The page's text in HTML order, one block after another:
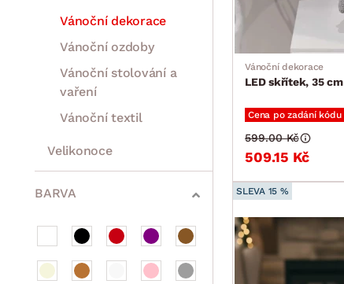
Vánoční dekorace
Vánoční ozdoby
Vánoční stolování a
vaření
Vánoční textil
Velikonoce
Sedací soupravy a pohovky
Sestavy a stěny
Drobný nábytek
Spotřebiče
BARVA
Vánoční dekorace
LED skřítek, 35 cm
Cena po zadání kódu
509.15 Kč
599.00 Kč
SLEVA 15 %